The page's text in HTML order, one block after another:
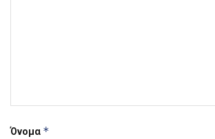
Όνομα *